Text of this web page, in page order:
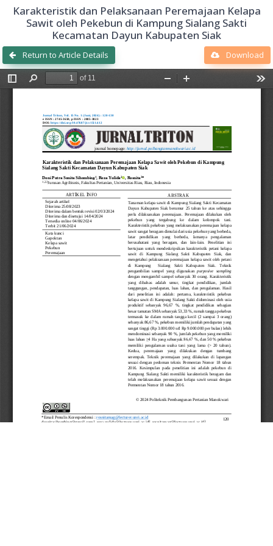
Karakteristik dan Pelaksanaan Peremajaan Kelapa
Sawit oleh Pekebun di Kampung Sialang Sakti
Kecamatan Dayun Kabupaten Siak
Return to Article Details Download